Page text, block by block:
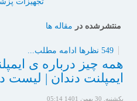
منتشرشده در مقاله ها
549 نظرها ادامه مطلب...
همه چیز درباره ی
ایمپلنت دندان | لیست
یکشنبه, 30 بهمن 1401 05:14